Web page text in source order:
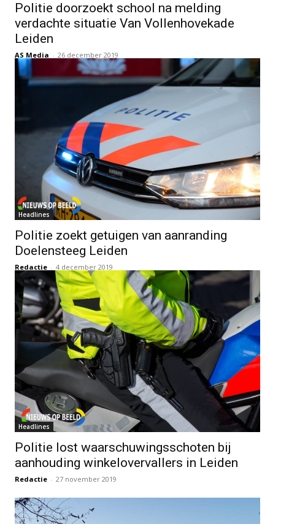
Politie doorzoekt school na melding
verdachte situatie Van Vollenhovekade
Leiden
AS Media - 26 december 2019
Headlines
Politie zoekt getuigen van aanranding
Doelensteeg Leiden
Redactie - 4 december 2019
Headlines
Politie lost waarschuwingsschoten bij
aanhouding winkelovervallers in Leiden
Redactie - 27 november 2019